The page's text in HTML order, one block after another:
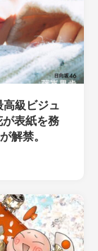
高級ビジュ
表紙を務
解禁。